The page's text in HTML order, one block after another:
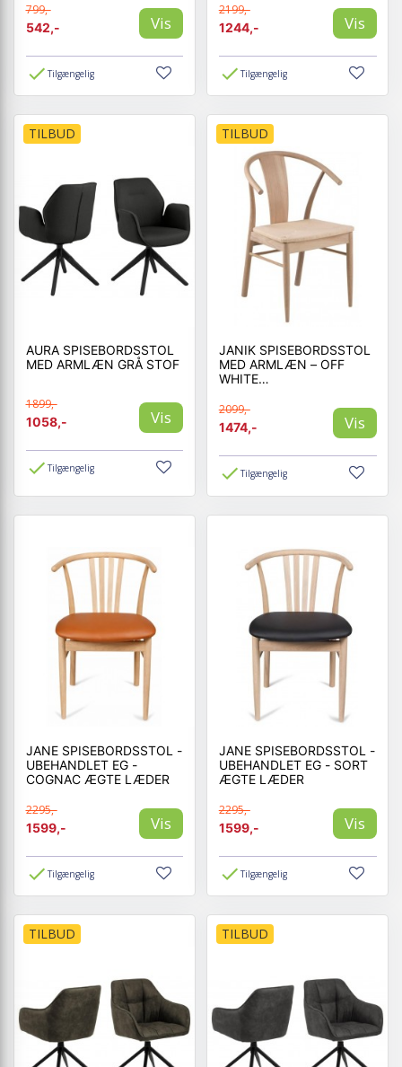
799,-
542,-
Vis
Tilgængelig
2199,-
1244,-
Vis
Tilgængelig
TILBUD
AURA SPISEBORDSSTOL
MED ARMLÆN GRÅ STOF
1899,-
1058,-
Vis
Tilgængelig
TILBUD
JANIK SPISEBORDSSTOL
MED ARMLÆN – OFF
WHITE
OLIERET EG
2099,-
1474,-
Vis
Tilgængelig
JANE SPISEBORDSSTOL -
UBEHANDLET EG -
COGNAC ÆGTE LÆDER
2295,-
1599,-
Vis
Tilgængelig
JANE SPISEBORDSSTOL -
UBEHANDLET EG - SORT
ÆGTE LÆDER
2295,-
1599,-
Vis
Tilgængelig
TILBUD TILBUD